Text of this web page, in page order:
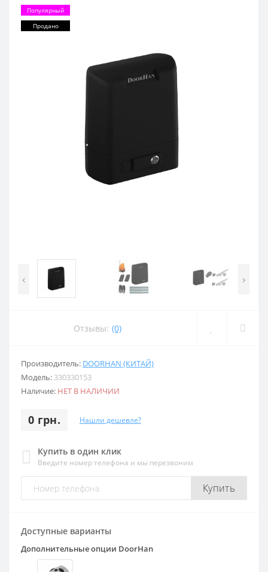
Популярный
Продано
‹ ›
Отзывы: (0)
Производитель: DOORHAN (КИТАЙ)
Модель: 330330153
Наличие: НЕТ В НАЛИЧИИ
0 грн. Нашли дешевле?
Купить в один клик
Введите номер телефона и мы перезвоним
Купить
Доступные варианты
Дополнительные опции DoorHan